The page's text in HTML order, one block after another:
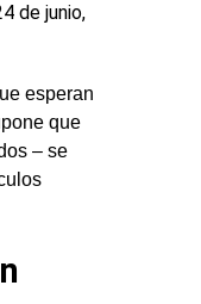
de junio,
esperan
que
– se